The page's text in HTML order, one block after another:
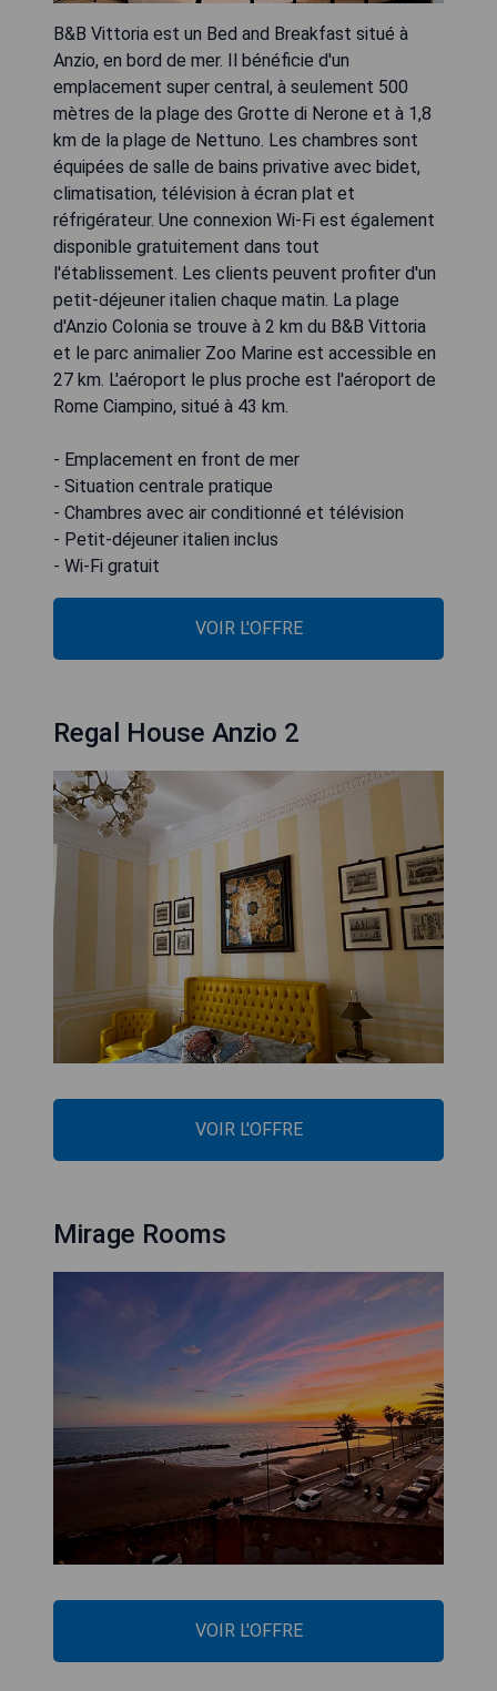
B&B Vittoria est un Bed and Breakfast situé à
Anzio, en bord de mer. Il bénéficie d'un
emplacement super central, à seulement 500
mètres de la plage des Grotte di Nerone et à 1,8
km de la plage de Nettuno. Les chambres sont
équipées de salle de bains privative avec bidet,
climatisation, télévision à écran plat et
réfrigérateur. Une connexion Wi-Fi est également
disponible gratuitement dans tout
l'établissement. Les clients peuvent profiter d'un
petit-déjeuner italien chaque matin. La plage
d'Anzio Colonia se trouve à 2 km du B&B Vittoria
et le parc animalier Zoo Marine est accessible en
27 km. L'aéroport le plus proche est l'aéroport de
Rome Ciampino, situé à 43 km.
- Emplacement en front de mer
- Situation centrale pratique
- Chambres avec air conditionné et télévision
- Petit-déjeuner italien inclus
- Wi-Fi gratuit
VOIR L'OFFRE
Regal House Anzio 2
VOIR L'OFFRE
Mirage Rooms
VOIR L'OFFRE